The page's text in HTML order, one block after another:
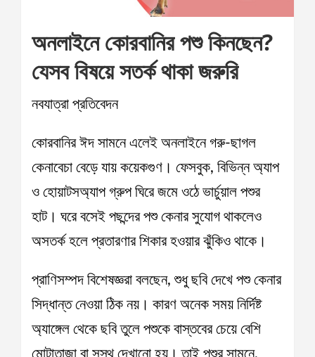
অনলাইনে কোরবানির পশু কিনছেন?
যেসব বিষয়ে সতর্ক থাকা জরুরি
নবযাত্রা প্রতিবেদন
কোরবানির ঈদ সামনে এলেই অনলাইনে গরু-ছাগল
কেনাবেচা বেড়ে যায় কয়েকগুণ। ফেসবুক, বিভিন্ন অ্যাপ
ও হোয়াটসঅ্যাপ গ্রুপ ঘিরে জমে ওঠে ভার্চুয়াল পশুর
হাট। ঘরে বসেই পছন্দের পশু কেনার সুযোগ থাকলেও
অসতর্ক হলে প্রতারণার শিকার হওয়ার ঝুঁকিও থাকে।
প্রাণিসম্পদ বিশেষজ্ঞরা বলছেন, শুধু ছবি দেখে পশু কেনার
সিদ্ধান্ত নেওয়া ঠিক নয়। কারণ অনেক সময় নির্দিষ্ট
অ্যাঙ্গেল থেকে ছবি তুলে পশুকে বাস্তবের চেয়ে বেশি
মোটাতাজা বা সুস্থ দেখানো হয়। তাই পশুর সামনে,